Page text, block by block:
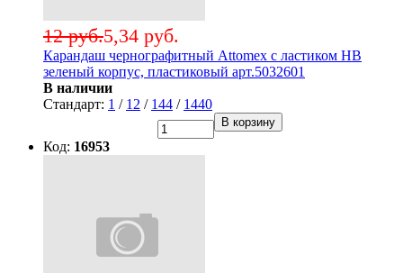
5,34 руб.
12 руб.
Карандаш чернографитный Attomex с ластиком НВ
зеленый корпус, пластиковый арт.5032601
В наличии
Стандарт: 1 / 12 / 144 / 1440
В корзину
Код: 16953